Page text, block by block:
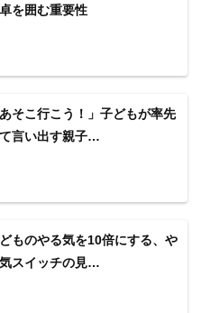
を囲む重要性
あそこ行こう！」子どもが率先
言い出す親子…
ものやる気を10倍にする、や
スイッチの見…